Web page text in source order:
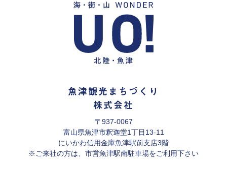
魚津観光まちづくり
株式会社
〒937-0067
富山県魚津市釈迦堂1丁目13-11
にいかわ信用金庫魚津駅前支店3階
※ご来社の方は、市営魚津駅南駐車場をご利用下さい